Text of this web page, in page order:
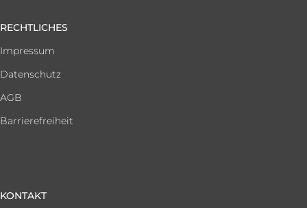
RECHTLICHES
Impressum
Datenschutz
AGB
Barrierefreiheit
KONTAKT